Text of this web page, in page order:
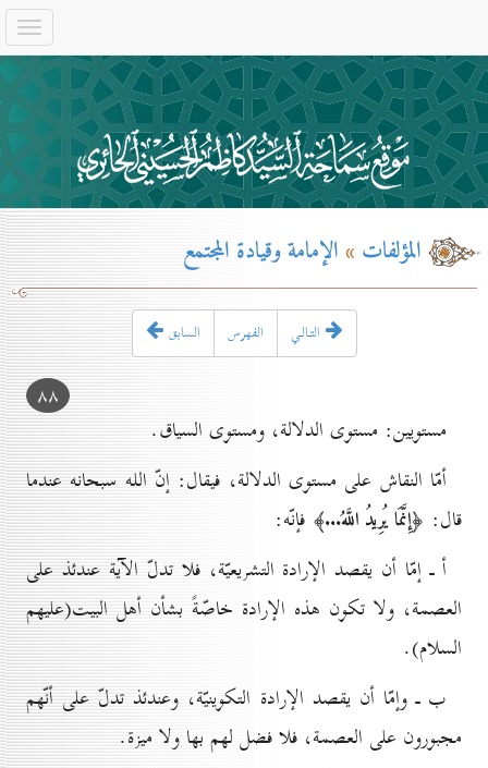
المؤلفات»الإمامة وقيادة المجتمع
السابق الفهرس التـالـي
۸۸
مستويين: مستوى الدلالة، ومستوى السياق.
أمّا النقاش على مستوى الدلالة، فيقال: إنّ الله سبحانه عندما
قال: ﴿إِنَّمَا يُرِيدُ اللَّهُ...﴾ فإنّه:
أ ـ إمّا أن يقصد الإرادة التشريعيّة، فلا تدلّ الآية عندئذ على
العصمة، ولا تكون هذه الإرادة خاصّةً بشأن أهل البيت(عليهم
السلام).
ب ـ وإمّا أن يقصد الإرادة التكوينيّة، وعندئذ تدلّ على أنّهم
مجبورون على العصمة، فلا فضل لهم بها ولا ميزة.